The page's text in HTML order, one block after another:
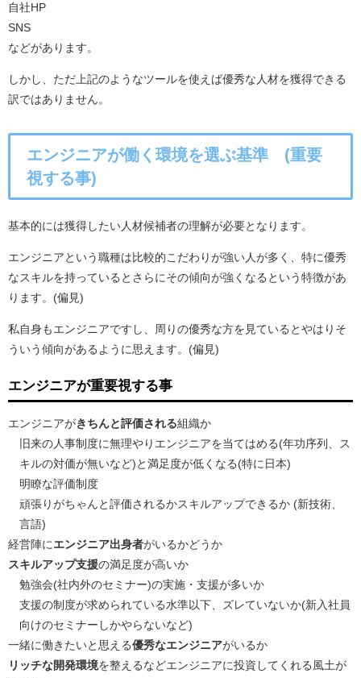
自社HP
SNS
などがあります。
しかし、ただ上記のようなツールを使えば優秀な人材を獲得できる
訳ではありません。
エンジニアが働く環境を選ぶ基準 (重要
視する事)
基本的には獲得したい人材候補者の理解が必要となります。
エンジニアという職種は比較的こだわりが強い人が多く、特に優秀
なスキルを持っているとさらにその傾向が強くなるという特徴があ
ります。(偏見)
私自身もエンジニアですし、周りの優秀な方を見ているとやはりそ
ういう傾向があるように思えます。(偏見)
エンジニアが重要視する事
エンジニアがきちんと評価される組織か
旧来の人事制度に無理やりエンジニアを当てはめる(年功序列、ス
キルの対価が無いなど)と満足度が低くなる(特に日本)
明瞭な評価制度
頑張りがちゃんと評価されるかスキルアップできるか (新技術、
言語)
経営陣に エンジニア出身者がいるかどうか
スキルアップ支援の満足度が高いか
勉強会(社内外のセミナー)の実施・支援が多いか
支援の制度が求められている水準以下、ズレていないか(新入社員
向けのセミナーしかやらないなど)
一緒に働きたいと思える優秀なエンジニアがいるか
リッチな開発環境を整えるなどエンジニアに投資してくれる風土が